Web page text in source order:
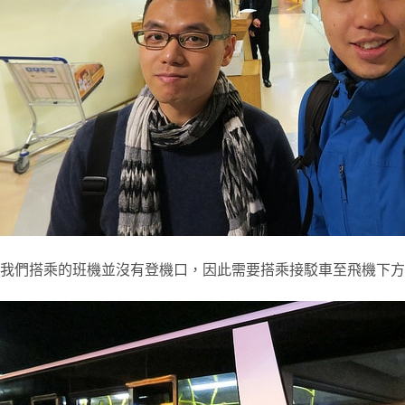
我們搭乘的班機並沒有登機口，因此需要搭乘接駁車至飛機下